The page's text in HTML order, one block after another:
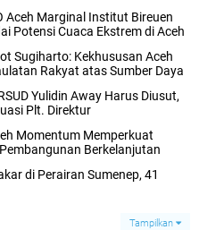
Aceh Marginal Institut Bireuen
Potensi Cuaca Ekstrem di Aceh
Sugiharto: Kekhususan Aceh
Rakyat atas Sumber Daya
Yulidin Away Harus Diusut,
Plt. Direktur
Momentum Memperkuat
Berkelanjutan
di Perairan Sumenep, 41
Tampilkan